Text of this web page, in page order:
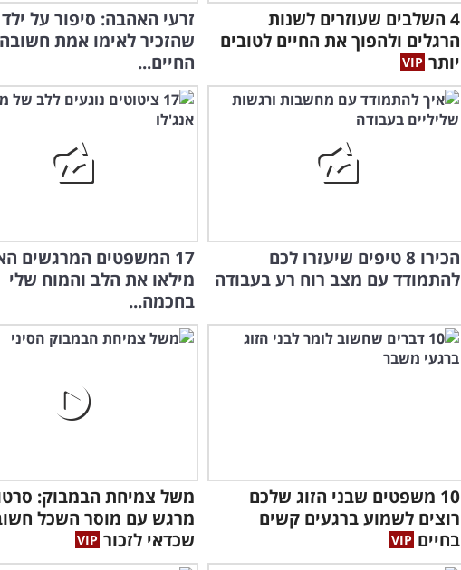
4 השלבים שעוזרים לשנות
הרגלים ולהפוך את החיים לטובים
יותר
זרעי האהבה: סיפור על ילד
שהזכיר לאימו אמת
החיים...
הכירו 8 טיפים שיעזרו לכם
להתמודד עם מצב רוח רע בעבודה
17 המשפטים המרגשים
מילאו את הלב והמוח שלי
בחכמה...
10 משפטים שבני הזוג שלכם
רוצים לשמוע ברגעים קשים
בחיים
משל צמיחת הבמבוק:
מרגש עם מוסר השכל
שכדאי לזכור